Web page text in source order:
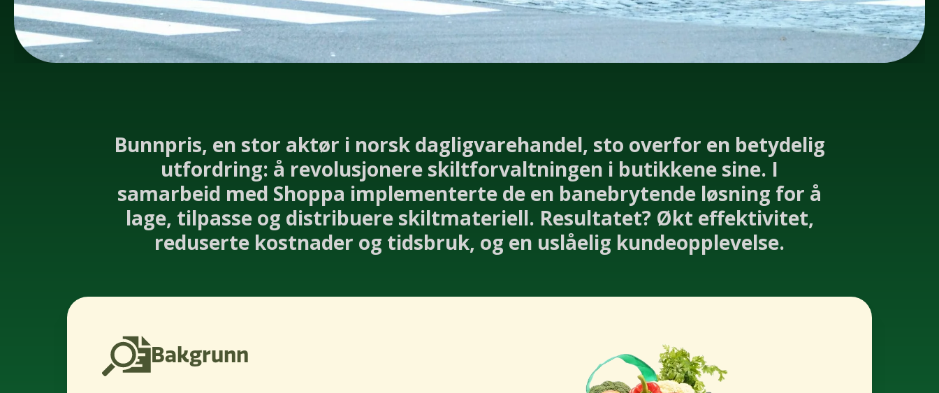
Bunnpris, en stor aktør i norsk dagligvarehandel, sto overfor en betydelig
utfordring: å revolusjonere skiltforvaltningen i butikkene sine. I
samarbeid med Shoppa implementerte de en banebrytende løsning for å
lage, tilpasse og distribuere skiltmateriell. Resultatet? Økt effektivitet,
reduserte kostnader og tidsbruk, og en uslåelig kundeopplevelse.
Bakgrunn